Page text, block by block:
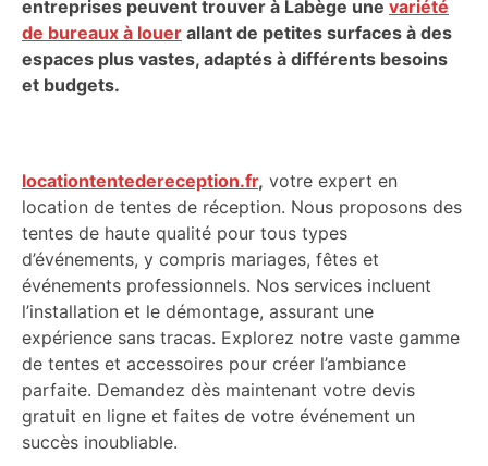
entreprises peuvent trouver à Labège une variété
de bureaux à louer allant de petites surfaces à des
espaces plus vastes, adaptés à différents besoins
et budgets.
locationtentedereception.fr, votre expert en
location de tentes de réception. Nous proposons des
tentes de haute qualité pour tous types
d’événements, y compris mariages, fêtes et
événements professionnels. Nos services incluent
l’installation et le démontage, assurant une
expérience sans tracas. Explorez notre vaste gamme
de tentes et accessoires pour créer l’ambiance
parfaite. Demandez dès maintenant votre devis
gratuit en ligne et faites de votre événement un
succès inoubliable.